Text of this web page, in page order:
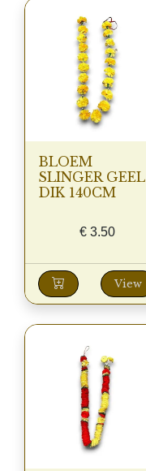
BLOEM
SLINGER GEEL
DIK 140CM
€3.50
View